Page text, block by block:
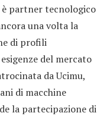
partner tecnologico
una volta la
di profili
del mercato
da Ucimu,
di macchine
la partecipazione di